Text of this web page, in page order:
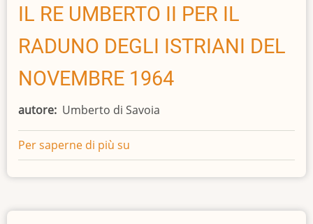
ALLA
SLOVENIA.
IL RE UMBERTO II PER IL
RADUNO DEGLI ISTRIANI DEL
NOVEMBRE 1964
autore Umberto di Savoia
Per saperne di più su
RE
UMBERTO
PER